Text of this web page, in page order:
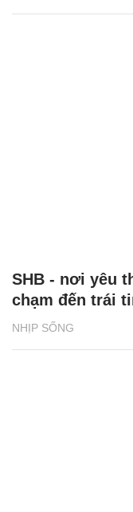
NHỊP SỐNG
SHB - nơi yêu
chạm đến trái